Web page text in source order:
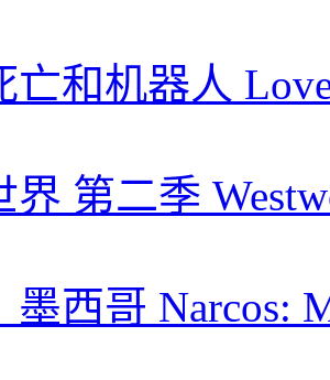
亡和机器人
界 第二季
墨西哥 Narcos: